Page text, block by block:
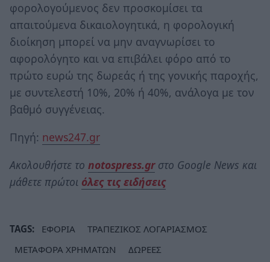
φορολογούμενος δεν προσκομίσει τα
απαιτούμενα δικαιολογητικά, η φορολογική
διοίκηση μπορεί να μην αναγνωρίσει το
αφορολόγητο και να επιβάλει φόρο από το
πρώτο ευρώ της δωρεάς ή της γονικής παροχής,
με συντελεστή 10%, 20% ή 40%, ανάλογα με τον
βαθμό συγγένειας.
Πηγή: news247.gr
Ακολουθήστε το notospress.grστο Google News και
μάθετε πρώτοι όλες τις ειδήσεις
TAGS: ΕΦΟΡΙΑ
ΤΡΑΠΕΖΙΚΟΣ ΛΟΓΑΡΙΑΣΜΟΣ
ΜΕΤΑΦΟΡΑ ΧΡΗΜΑΤΩΝ
ΔΩΡΕΕΣ